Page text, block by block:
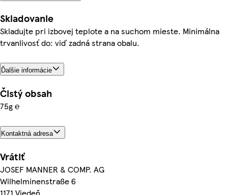
Skladovanie
Skladujte pri izbovej teplote a na suchom mieste. Minimálna
trvanlivosť do: viď zadná strana obalu.
Ďalšie informácie
Čistý obsah
75g ℮
Kontaktná adresa
Vrátiť
JOSEF MANNER & COMP. AG
Wilhelminenstraße 6